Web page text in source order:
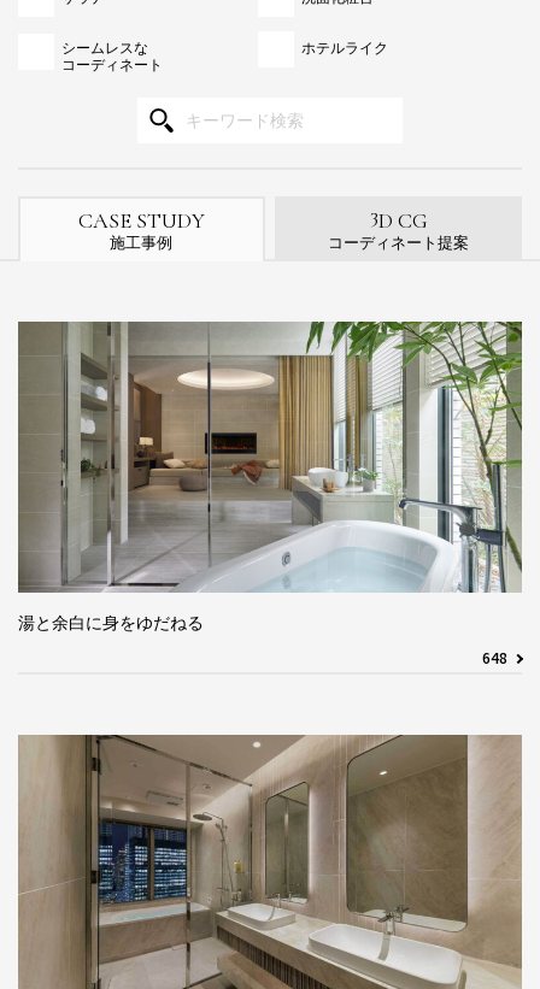
シームレスな
コーディネート
ホテルライク
CASE STUDY
施工事例
3D CG
コーディネート提案
湯と余白に身をゆだねる
648